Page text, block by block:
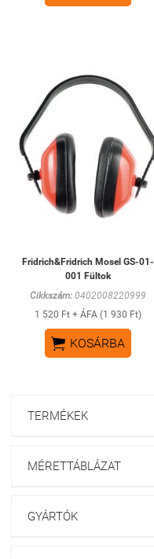
Fridrich&Fridrich Mosel GS-01-
001 Fültok
Cikkszám: 0402008220999
1 520 Ft + ÁFA (1 930 Ft)
 KOSÁRBA
TERMÉKEK
MÉRETTÁBLÁZAT
GYÁRTÓK